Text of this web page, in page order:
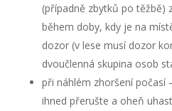
(případně zbytků po těžbě)
během doby, kdy je na
dozor (v lese musí dozor
dvoučlenná skupina osob
při náhlém zhoršení počasí
ihned přerušte a oheň